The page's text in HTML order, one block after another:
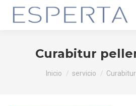
Curabitur
Estás aquí:
Inicio servicio